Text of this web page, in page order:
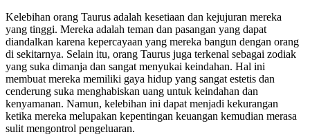
Kelebihan orang Taurus adalah kesetiaan dan kejujuran mereka
yang tinggi. Mereka adalah teman dan pasangan yang dapat
diandalkan karena kepercayaan yang mereka bangun dengan orang
di sekitarnya. Selain itu, orang Taurus juga terkenal sebagai zodiak
yang suka dimanja dan sangat menyukai keindahan. Hal ini
membuat mereka memiliki gaya hidup yang sangat estetis dan
cenderung suka menghabiskan uang untuk keindahan dan
kenyamanan. Namun, kelebihan ini dapat menjadi kekurangan
ketika mereka melupakan kepentingan keuangan kemudian merasa
sulit mengontrol pengeluaran.